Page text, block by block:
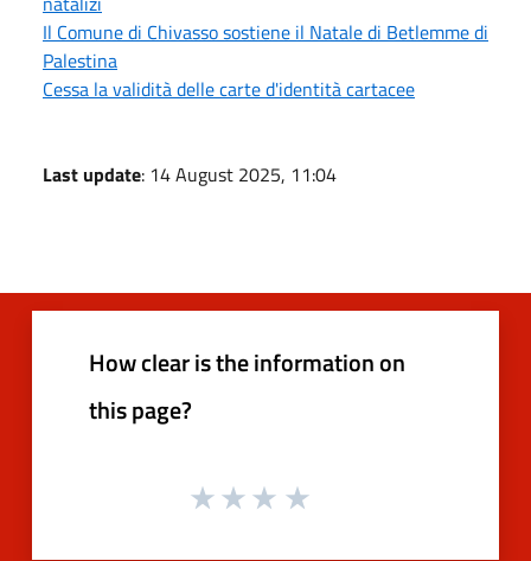
Il Comune di Chivasso sostiene il Natale di Betlemme di
Palestina
Cessa la validità delle carte d'identità cartacee
Last update: 14 August 2025, 11:04
How clear is the information on
this page?